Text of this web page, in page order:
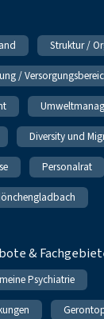
Struktur /
/
Diversity und
Personalrat
&
Psychiatrie